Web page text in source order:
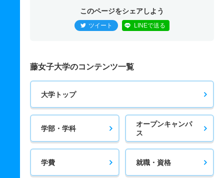
このページをシェアしよう
ツイート LINEで送る
藤女子大学のコンテンツ一覧
大学トップ
学部・学科
オープンキャンパ
ス
学費 就職・資格